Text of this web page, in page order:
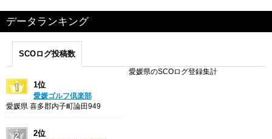
データランキング
SCOログ投稿数
愛媛県のSCOログ登録集計
1位
愛媛ゴルフ倶楽部
愛媛県 喜多郡内子町論田949
2位